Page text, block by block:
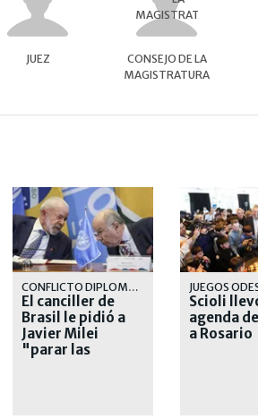
JUEZ
CONSEJO DE LA
MAGISTRATURA
CONFLICTO DIPLOMÁTICO
El canciller de
Brasil le pidió a
Javier Milei
"parar las
JUEGOS
Scioli
agenda
a Rosario